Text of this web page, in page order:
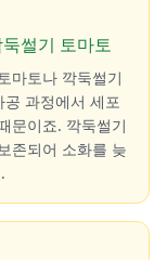
썰기 토마토
마토나 깍둑썰기
과정에서 세포
문이죠. 깍둑썰기
존되어 소화를 늦